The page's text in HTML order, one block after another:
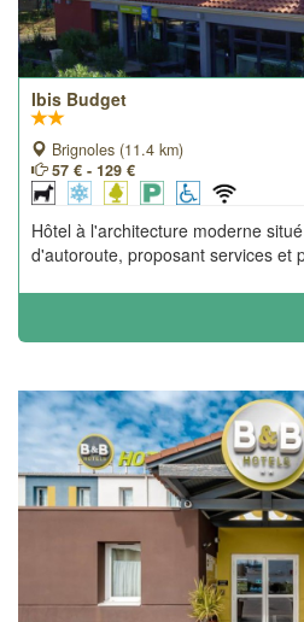
Ibis Budget
Brignoles (11.4 km)
57 € - 129 €
Hôtel à l'architecture moderne
d'autoroute, proposant services et